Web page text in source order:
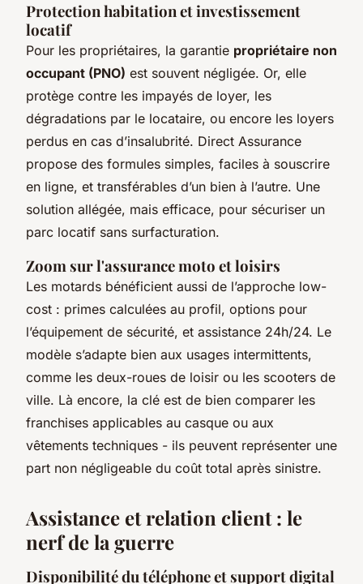
Protection habitation et investissement
locatif
Pour les propriétaires, la garantie propriétaire non
occupant (PNO) est souvent négligée. Or, elle
protège contre les impayés de loyer, les
dégradations par le locataire, ou encore les loyers
perdus en cas d’insalubrité. Direct Assurance
propose des formules simples, faciles à souscrire
en ligne, et transférables d’un bien à l’autre. Une
solution allégée, mais efficace, pour sécuriser un
parc locatif sans surfacturation.
Zoom sur l'assurance moto et loisirs
Les motards bénéficient aussi de l’approche low-
cost : primes calculées au profil, options pour
l’équipement de sécurité, et assistance 24h/24. Le
modèle s’adapte bien aux usages intermittents,
comme les deux-roues de loisir ou les scooters de
ville. Là encore, la clé est de bien comparer les
franchises applicables au casque ou aux
vêtements techniques - ils peuvent représenter une
part non négligeable du coût total après sinistre.
Assistance et relation client : le
nerf de la guerre
Disponibilité du téléphone et support digital